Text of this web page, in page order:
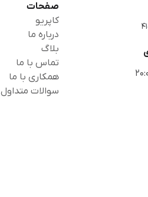
صفحات
کاپریو
درباره ما
بلاگ
تماس با ما
همکاری با ما
سوالات متداول